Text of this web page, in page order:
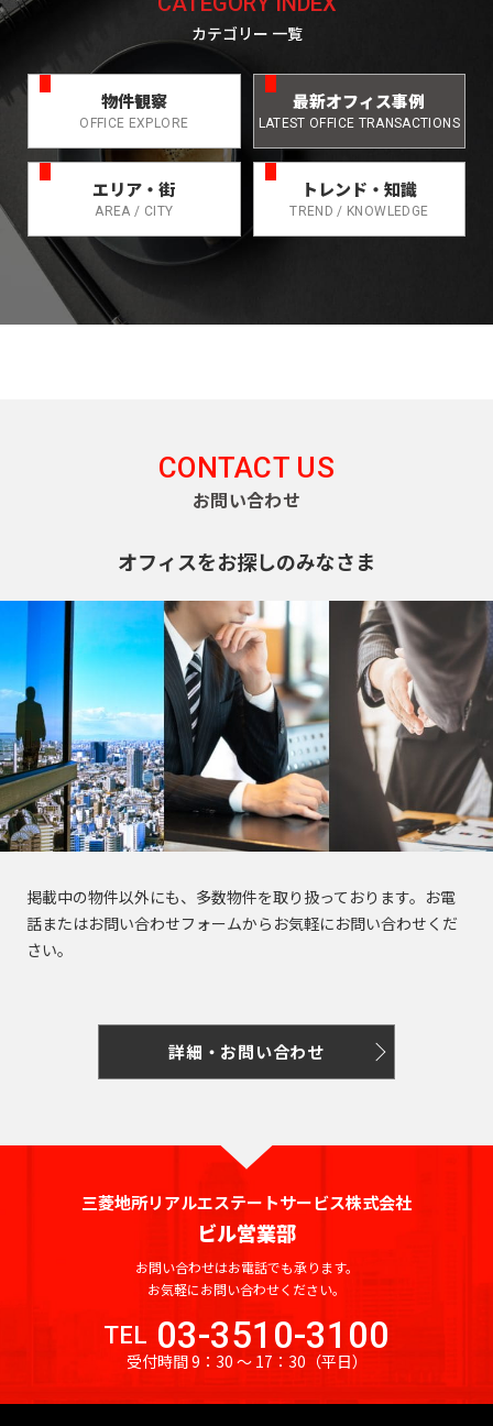
カテゴリー 一覧
物件観察
OFFICE EXPLORE
最新オフィス事例
LATEST OFFICE TRANSACTIONS
エリア・街
AREA / CITY
トレンド・知識
TREND / KNOWLEDGE
CONTACT US
お問い合わせ
オフィスをお探しのみなさま
掲載中の物件以外にも、多数物件を取り扱っております。お電
話またはお問い合わせフォームからお気軽にお問い合わせくだ
さい。
詳細・お問い合わせ
三菱地所リアルエステートサービス株式会社
ビル営業部
お問い合わせはお電話でも承ります。
お気軽にお問い合わせください。
TEL 03-3510-3100
受付時間 9：30 〜 17：30 （平日）